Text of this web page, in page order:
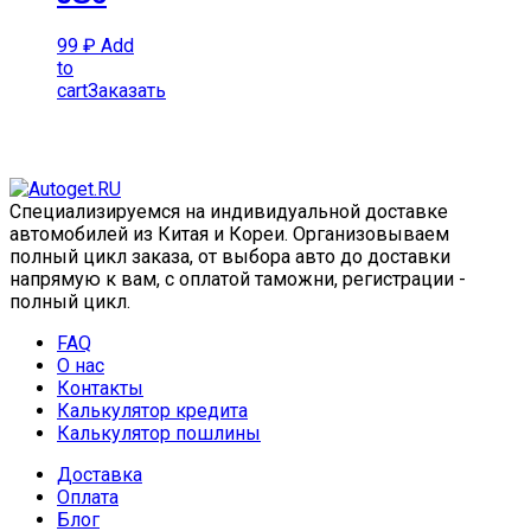
99 ₽ Add
to
cartЗаказать
Специализируемся на индивидуальной доставке
автомобилей из Китая и Кореи. Организовываем
полный цикл заказа, от выбора авто до доставки
напрямую к вам, с оплатой таможни, регистрации -
полный цикл.
FAQ
О нас
Контакты
Калькулятор кредита
Калькулятор пошлины
Доставка
Оплата
Блог